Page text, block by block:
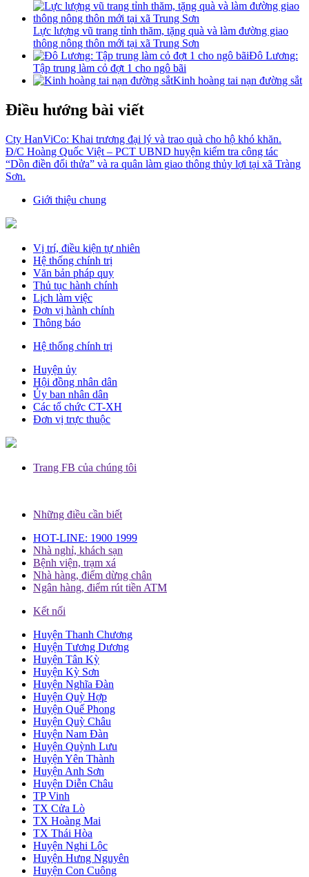
Lực lượng vũ trang tỉnh thăm, tặng quà và làm đường giao
thông nông thôn mới tại xã Trung Sơn
Đô Lương:
Tập trung làm cỏ đợt 1 cho ngô bãi
Kinh hoàng tai nạn đường sắt
Điều hướng bài viết
Cty HanViCo: Khai trương đại lý và trao quà cho hộ khó khăn.
Đ/C Hoàng Quốc Việt – PCT UBND huyện kiểm tra công tác
“Dồn điền đổi thửa” và ra quân làm giao thông thủy lợi tại xã Tràng
Sơn.
Giới thiệu chung
Vị trí, điều kiện tự nhiên
Hệ thống chính trị
Văn bản pháp quy
Thủ tục hành chính
Lịch làm việc
Đơn vị hành chính
Thông báo
Hệ thống chính trị
Huyện ủy
Hội đồng nhân dân
Ủy ban nhân dân
Các tổ chức CT-XH
Đơn vị trực thuộc
Trang FB của chúng tôi
Những điều cần biết
HOT-LINE: 1900 1999
Nhà nghỉ, khách sạn
Bệnh viện, trạm xá
Nhà hàng, điểm dừng chân
Ngân hàng, điểm rút tiền ATM
Kết nối
Huyện Thanh Chương
Huyện Tương Dương
Huyện Tân Kỳ
Huyện Kỳ Sơn
Huyện Nghĩa Đàn
Huyện Quỳ Hợp
Huyện Quế Phong
Huyện Quỳ Châu
Huyện Nam Đàn
Huyện Quỳnh Lưu
Huyện Yên Thành
Huyện Anh Sơn
Huyện Diễn Châu
TP Vinh
TX Cửa Lò
TX Hoàng Mai
TX Thái Hòa
Huyện Nghi Lộc
Huyện Hưng Nguyên
Huyện Con Cuông